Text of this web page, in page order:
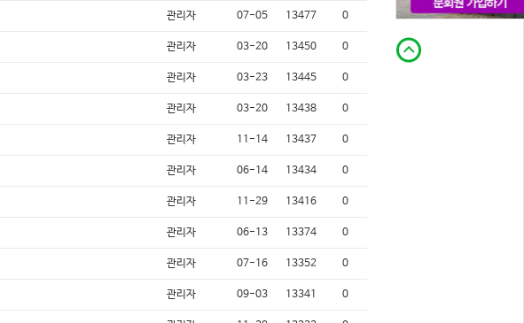
관리자 07-05 13477 0
관리자 03-20 13450 0
관리자 03-23 13445 0
관리자 03-20 13438 0
관리자 11-14 13437 0
관리자 06-14 13434 0
관리자 11-29 13416 0
관리자 06-13 13374 0
관리자 07-16 13352 0
관리자 09-03 13341 0